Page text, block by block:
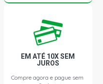
GASOLINA (2002 - 2007)
EM ATÉ 10X SEM
JUROS
Compre agora e pague sem